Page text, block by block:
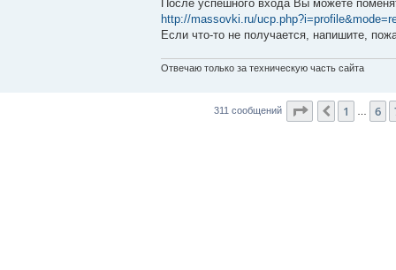
После успешного входа Вы можете
http://massovki.ru/
Если что-то не получается, напишите,
Отвечаю только за техническую часть сайта
311 сообщений Страница из
Пред.
1 6